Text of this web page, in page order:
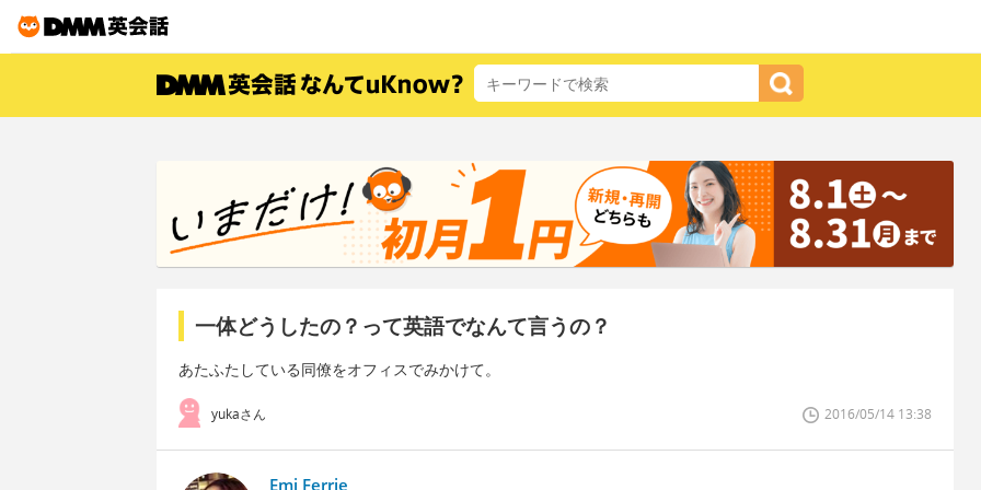
一体どうしたの？って英語でなんて言うの？
あたふたしている同僚をオフィスでみかけて。
yukaさん 2016/05/14 13:38
Emi Ferrie